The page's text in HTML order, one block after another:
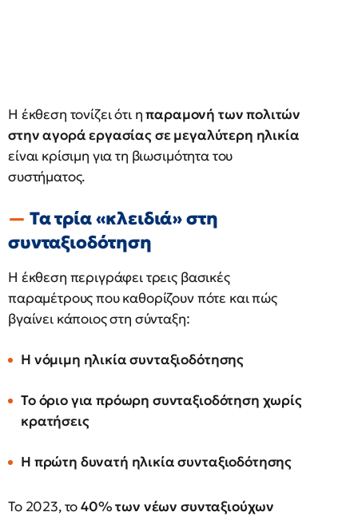
Η έκθεση τονίζει ότι ηπαραμονή των πολιτών
στην αγορά εργασίας σε μεγαλύτερη ηλικία
είναι κρίσιμη για τη βιωσιμότητα του
συστήματος.
Τα τρία «κλειδιά» στη
συνταξιοδότηση
Η έκθεση περιγράφει τρεις βασικές
παραμέτρους που καθορίζουν πότε και πώς
βγαίνει κάποιος στη σύνταξη:
Η νόμιμη ηλικία συνταξιοδότησης
Το όριο για πρόωρη συνταξιοδότηση χωρίς
κρατήσεις
Η πρώτη δυνατή ηλικία συνταξιοδότησης
Το 2023, το40% των νέων συνταξιούχων